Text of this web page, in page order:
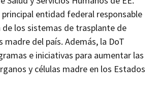
principal entidad federal responsable
de los sistemas de trasplante de
madre del país. Además, la DoT
e iniciativas para aumentar las
y células madre en los Estados